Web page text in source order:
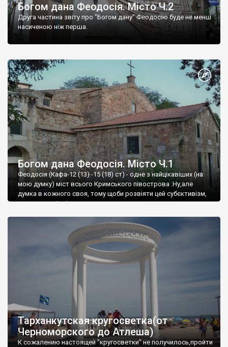
Богом дана Феодосія. Місто Ч.2
Друга частина звіту про "Богом дану" Феодосію буде не менш
насиченою ніж перша.
Богом дана Феодосія. Місто Ч.1
Феодосія (Кафа-12 (13) -15 (18) ст) - одне з найцікавіших (на
мою думку) міст всього Кримського півострова .Ну,але
думка в кожного своя, тому щоби розвіяти цей субєктивізм,
запрошую відвідати це
Тарханкутская кругосветка(от
Черноморского до Атлеша)
К сожалению настоящей "кругосветки" не получилось,пройти